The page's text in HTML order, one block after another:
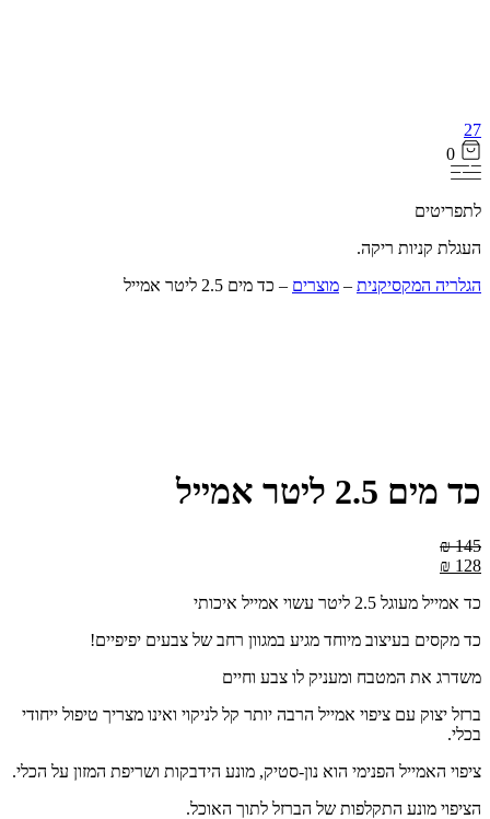
27
0
לתפריטים
העגלת קניות ריקה.
הגלריה המקסיקנית ‒ מוצרים ‒ כד מים 2.5 ליטר אמייל
כד מים 2.5 ליטר אמייל
₪145
₪ 128
כד אמייל מעוגל 2.5 ליטר עשוי אמייל איכותי
כד מקסים בעיצוב מיוחד מגיע במגוון רחב של צבעים יפיפיים!
משדרג את המטבח ומעניק לו צבע וחיים
ברזל יצוק עם ציפוי אמייל הרבה יותר קל לניקוי ואינו מצריך טיפול ייחודי
בכלי.
ציפוי האמייל הפנימי הוא נון-סטיק, מונע הידבקות ושריפת המזון על הכלי.
הציפוי מונע התקלפות של הברזל לתוך האוכל.